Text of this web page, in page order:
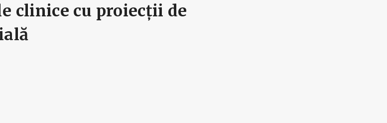
clinice cu proiecții de